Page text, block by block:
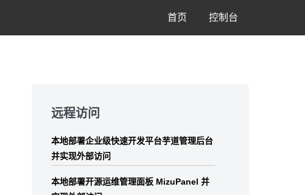
首页 控制台
footer
远程访问
本地部署企业级快速开发平台芋道管理后台
并实现外部访问
本地部署开源运维管理面板 MizuPanel 并